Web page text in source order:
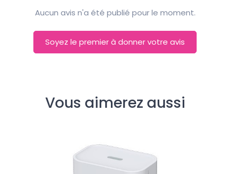
Vous aimerez aussi
Aucun avis n'a été publié pour le moment.
Soyez le premier à donner votre avis